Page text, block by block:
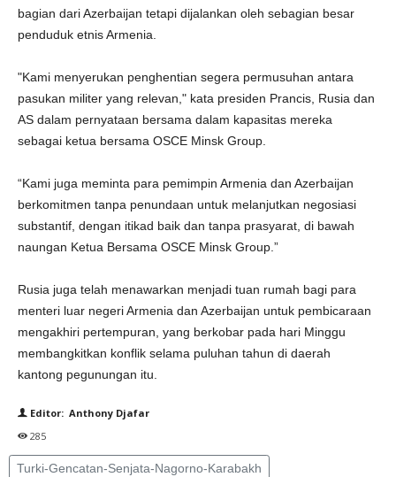
bagian dari Azerbaijan tetapi dijalankan oleh sebagian besar
penduduk etnis Armenia.
"Kami menyerukan penghentian segera permusuhan antara
pasukan militer yang relevan," kata presiden Prancis, Rusia dan
AS dalam pernyataan bersama dalam kapasitas mereka
sebagai ketua bersama OSCE Minsk Group.
“Kami juga meminta para pemimpin Armenia dan Azerbaijan
berkomitmen tanpa penundaan untuk melanjutkan negosiasi
substantif, dengan itikad baik dan tanpa prasyarat, di bawah
naungan Ketua Bersama OSCE Minsk Group.”
Rusia juga telah menawarkan menjadi tuan rumah bagi para
menteri luar negeri Armenia dan Azerbaijan untuk pembicaraan
mengakhiri pertempuran, yang berkobar pada hari Minggu
membangkitkan konflik selama puluhan tahun di daerah
kantong pegunungan itu.
Editor: Anthony Djafar
285
Turki-Gencatan-Senjata-Nagorno-Karabakh